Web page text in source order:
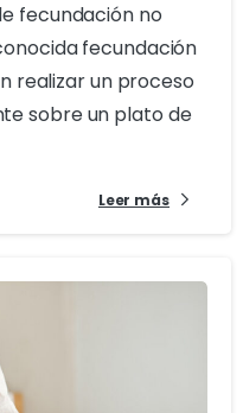
fecundación no
fecundación
realizar un proceso
sobre un plato de
Leer más